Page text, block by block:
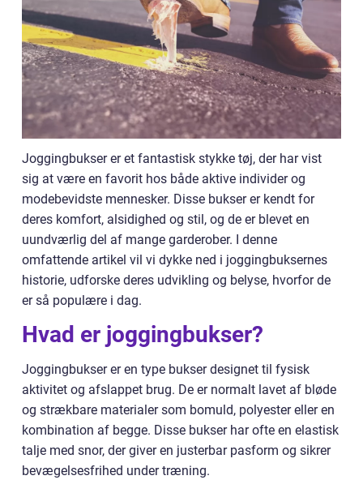
Joggingbukser er et fantastisk stykke tøj, der har vist
sig at være en favorit hos både aktive individer og
modebevidste mennesker. Disse bukser er kendt for
deres komfort, alsidighed og stil, og de er blevet en
uundværlig del af mange garderober. I denne
omfattende artikel vil vi dykke ned i joggingbuksernes
historie, udforske deres udvikling og belyse, hvorfor de
er så populære i dag.
Hvad er joggingbukser?
Joggingbukser er en type bukser designet til fysisk
aktivitet og afslappet brug. De er normalt lavet af bløde
og strækbare materialer som bomuld, polyester eller en
kombination af begge. Disse bukser har ofte en elastisk
talje med snor, der giver en justerbar pasform og sikrer
bevægelsesfrihed under træning.